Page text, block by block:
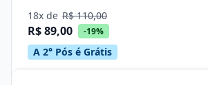
18x de R$ 110,00
R$ 89,00 -19%
A 2° Pós é Grátis